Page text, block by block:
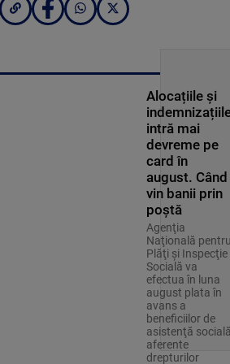
Alocațiile și
intră mai
devreme pe
card în
august. Când
vin banii prin
poștă
Agenţia
Naţională pentru
Plăţi şi Inspecţie
Socială va
efectua în luna
august plata în
avans a
beneficiilor de
asistenţă socială
aferente
drepturilor